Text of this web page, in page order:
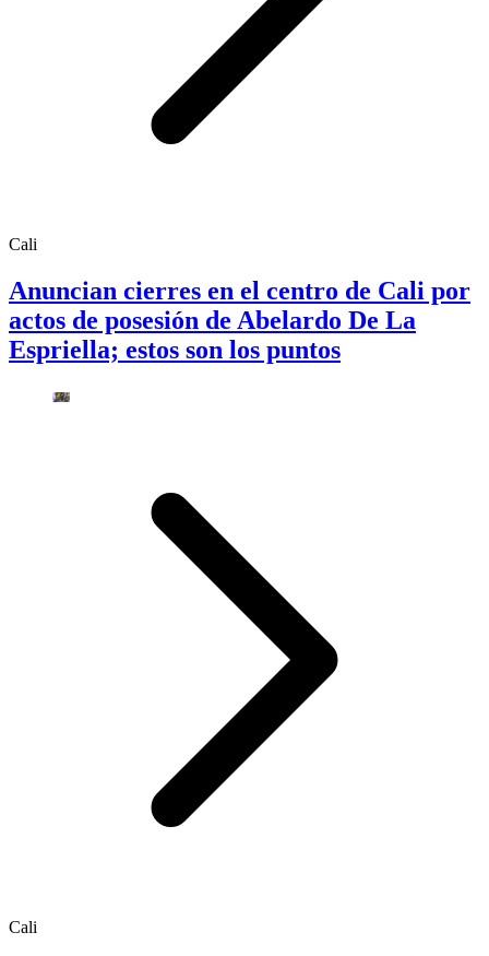
Cali
Anuncian cierres en el centro de Cali por
actos de posesión de Abelardo De La
Espriella; estos son los puntos
Cali